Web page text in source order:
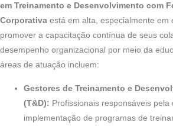
em Treinamento e Desenvolvimento com
Corporativa está em alta, especialmente em
promover a capacitação contínua de seus
desempenho organizacional por meio da
áreas de atuação incluem:
Gestores de Treinamento e
(T&D): Profissionais responsáveis pela
implementação de programas de